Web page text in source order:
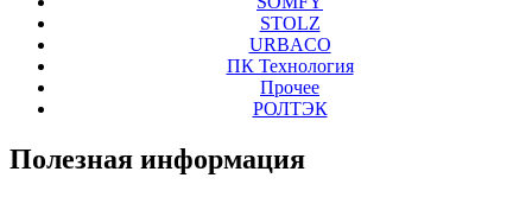
STOLZ
URBACO
ПК Технология
Прочее
РОЛТЭК
Полезная информация